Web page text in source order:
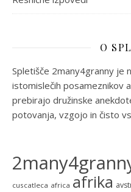
O
Spletišče 2many4granny je
istomislečih posameznikov
prebirajo družinske
potovanja, vzgojo in čisto
cuscatleca africa afrika